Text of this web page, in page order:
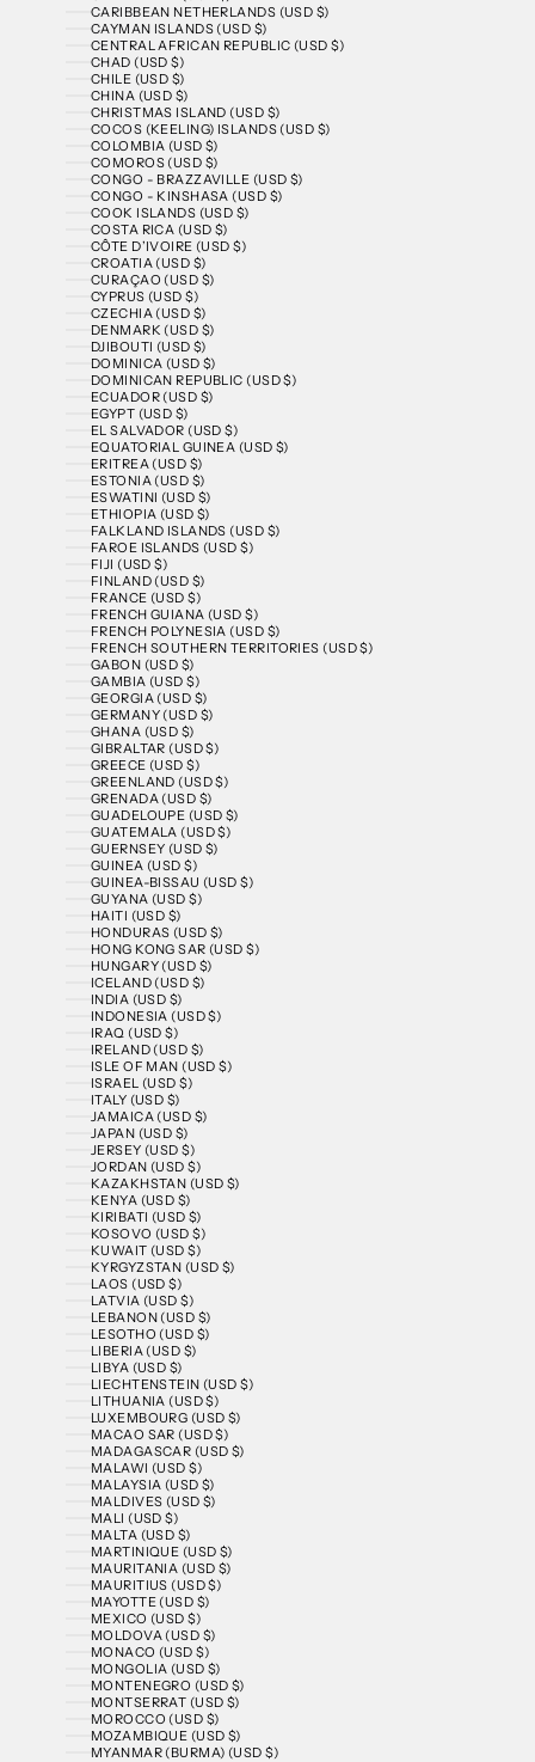
CARIBBEAN NETHERLANDS (USD $)
CAYMAN ISLANDS (USD $)
CENTRAL AFRICAN REPUBLIC (USD $)
CHAD (USD $)
CHILE (USD $)
CHINA (USD $)
CHRISTMAS ISLAND (USD $)
COCOS (KEELING) ISLANDS (USD $)
COLOMBIA (USD $)
COMOROS (USD $)
CONGO - BRAZZAVILLE (USD $)
CONGO - KINSHASA (USD $)
COOK ISLANDS (USD $)
COSTA RICA (USD $)
CÔTE D’IVOIRE (USD $)
CROATIA (USD $)
CURAÇAO (USD $)
CYPRUS (USD $)
CZECHIA (USD $)
DENMARK (USD $)
DJIBOUTI (USD $)
DOMINICA (USD $)
DOMINICAN REPUBLIC (USD $)
ECUADOR (USD $)
EGYPT (USD $)
EL SALVADOR (USD $)
EQUATORIAL GUINEA (USD $)
ERITREA (USD $)
ESTONIA (USD $)
ESWATINI (USD $)
ETHIOPIA (USD $)
FALKLAND ISLANDS (USD $)
FAROE ISLANDS (USD $)
FIJI (USD $)
FINLAND (USD $)
FRANCE (USD $)
FRENCH GUIANA (USD $)
FRENCH POLYNESIA (USD $)
FRENCH SOUTHERN TERRITORIES (USD $)
GABON (USD $)
GAMBIA (USD $)
GEORGIA (USD $)
GERMANY (USD $)
GHANA (USD $)
GIBRALTAR (USD $)
GREECE (USD $)
GREENLAND (USD $)
GRENADA (USD $)
GUADELOUPE (USD $)
GUATEMALA (USD $)
GUERNSEY (USD $)
GUINEA (USD $)
GUINEA-BISSAU (USD $)
GUYANA (USD $)
HAITI (USD $)
HONDURAS (USD $)
HONG KONG SAR (USD $)
HUNGARY (USD $)
ICELAND (USD $)
INDIA (USD $)
INDONESIA (USD $)
IRAQ (USD $)
IRELAND (USD $)
ISLE OF MAN (USD $)
ISRAEL (USD $)
ITALY (USD $)
JAMAICA (USD $)
JAPAN (USD $)
JERSEY (USD $)
JORDAN (USD $)
KAZAKHSTAN (USD $)
KENYA (USD $)
KIRIBATI (USD $)
KOSOVO (USD $)
KUWAIT (USD $)
KYRGYZSTAN (USD $)
LAOS (USD $)
LATVIA (USD $)
LEBANON (USD $)
LESOTHO (USD $)
LIBERIA (USD $)
LIBYA (USD $)
LIECHTENSTEIN (USD $)
LITHUANIA (USD $)
LUXEMBOURG (USD $)
MACAO SAR (USD $)
MADAGASCAR (USD $)
MALAWI (USD $)
MALAYSIA (USD $)
MALDIVES (USD $)
MALI (USD $)
MALTA (USD $)
MARTINIQUE (USD $)
MAURITANIA (USD $)
MAURITIUS (USD $)
MAYOTTE (USD $)
MEXICO (USD $)
MOLDOVA (USD $)
MONACO (USD $)
MONGOLIA (USD $)
MONTENEGRO (USD $)
MONTSERRAT (USD $)
MOROCCO (USD $)
MOZAMBIQUE (USD $)
MYANMAR (BURMA) (USD $)